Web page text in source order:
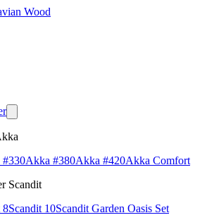
Akka #380Akka #420Akka Comfort
Scandit
8Scandit 10Scandit Garden Oasis Set